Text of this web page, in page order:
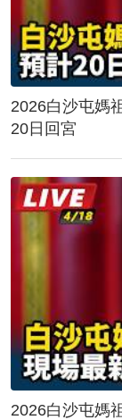
2026白沙屯媽
20日回宮
2026白沙屯媽